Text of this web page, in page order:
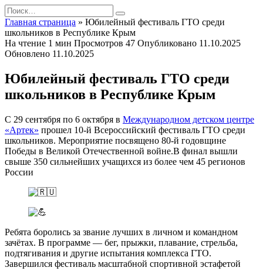
Перейти
к
содержанию
Search
for:
Главная страница » Юбилейный фестиваль ГТО среди
школьников в Республике Крым
На чтение 1 мин Просмотров 47 Опубликовано 11.10.2025
Обновлено 11.10.2025
Юбилейный фестиваль ГТО среди
школьников в Республике Крым
С 29 сентября по 6 октября в Международном детском центре
«Артек» прошел 10-й Всероссийский фестиваль ГТО среди
школьников. Мероприятие посвящено 80-й годовщине
Победы в Великой Отечественной войне.В финал вышли
свыше 350 сильнейших учащихся из более чем 45 регионов
России
Ребята боролись за звание лучших в личном и командном
зачётах. В программе — бег, прыжки, плавание, стрельба,
подтягивания и другие испытания комплекса ГТО.
Завершился фестиваль масштабной спортивной эстафетой